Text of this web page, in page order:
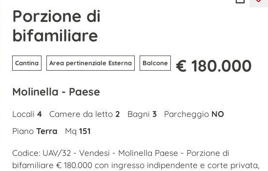
Porzione di
bifamiliare
Cantina Area pertinenziale Esterna Balcone € 180.000
Molinella - Paese
Locali 4 Camere da letto 2 Bagni 3 Parcheggio NO
Piano Terra Mq 151
Codice: UAV/32 - Vendesi - Molinella Paese - Porzione di
bifamiliare € 180.000 con ingresso indipendente e corte privata,